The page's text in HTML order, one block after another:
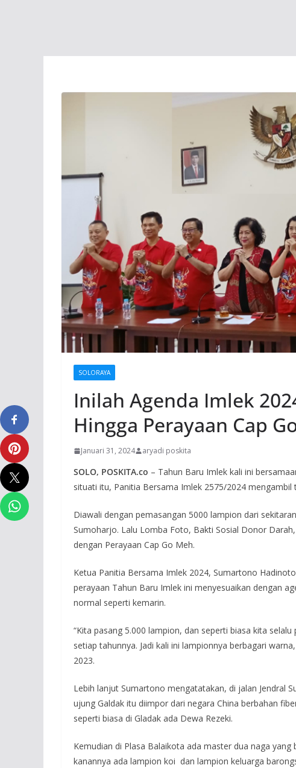
SOLORAYA
Inilah Agenda Imlek
Hingga Perayaan Cap
Januari 31, 2024 aryadi poskita
SOLO, POSKITA.co – Tahun Baru Imlek kali ini
situati itu, Panitia Bersama Imlek 2575/2024 mengambil
Diawali dengan pemasangan 5000 lampion dari
Sumoharjo. Lalu Lomba Foto, Bakti Sosial Donor
dengan Perayaan Cap Go Meh.
Ketua Panitia Bersama Imlek 2024, Sumartono
perayaan Tahun Baru Imlek ini menyesuaikan dengan
normal seperti kemarin.
“Kita pasang 5.000 lampion, dan seperti biasa kita
setiap tahunnya. Jadi kali ini lampionnya berbagari
2023.
Lebih lanjut Sumartono mengatatakan, di jalan Jendral
ujung Galdak itu diimpor dari negara China berbahan
seperti biasa di Gladak ada Dewa Rezeki.
Kemudian di Plasa Balaikota ada master dua naga
kanannya ada lampion koi dan lampion keluarga